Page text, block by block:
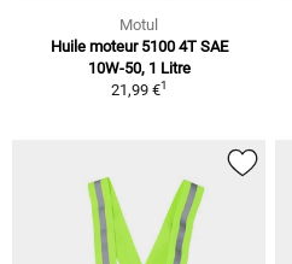
Motul
Huile moteur 5100 4T SAE
10W-50, 1 Litre
21,99 €1